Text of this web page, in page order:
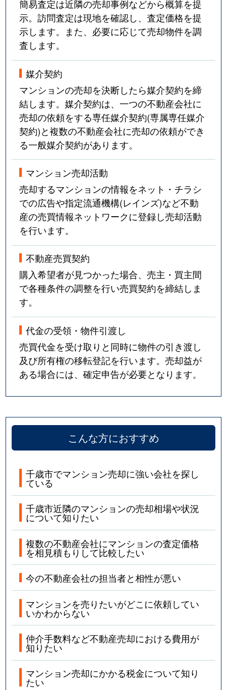
簡易査定は近隣の売却事例などから概算を提
示。訪問査定は現地を確認し、査定価格を提
示します。また、必要に応じて売却物件を調
査します。
媒介契約
マンションの売却を決断したら媒介契約を締
結します。媒介契約は、一つの不動産会社に
売却の依頼をする専任媒介契約(専属専任媒介
契約)と複数の不動産会社に売却の依頼ができ
る一般媒介契約があります。
マンション売却活動
売却するマンションの情報をネット・チラシ
での広告や指定流通機構(レインズ)など不動
産の売買情報ネットワークに登録し売却活動
を行います。
不動産売買契約
購入希望者が見つかった場合、売主・買主間
で各種条件の調整を行い売買契約を締結しま
す。
代金の受領・物件引渡し
売買代金を受け取りと同時に物件の引き渡し
及び所有権の移転登記を行います。売却益が
ある場合には、確定申告が必要となります。
こんな方におすすめ
千歳市でマンション売却に強い会社を探し
ている
千歳市近隣のマンションの売却相場や状況
について知りたい
複数の不動産会社にマンションの査定価格
を相見積もりして比較したい
今の不動産会社の担当者と相性が悪い
マンションを売りたいがどこに依頼してい
いかわからない
仲介手数料など不動産売却における費用が
知りたい
マンション売却にかかる税金について知り
たい